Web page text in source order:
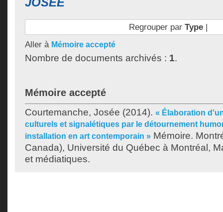
Regrouper par Type|
Aller à Mémoire accepté
Nombre de documents archivés : 1.
Mémoire accepté
Courtemanche, Josée (2014). « Élaboration
culturels et signalétiques par le détournement
installation en art contemporain » Mémoire.
Canada), Université du Québec à Montréal,
et médiatiques.